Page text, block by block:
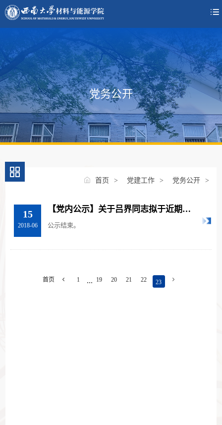

党务公开
首页 > 党建工作 > 党务公开 >
15
2018-06
【党内公示】关于吕界同志拟于近期发
展为中共预备党员的公示
公示结束。
首页  1 19 20 21 22 23 